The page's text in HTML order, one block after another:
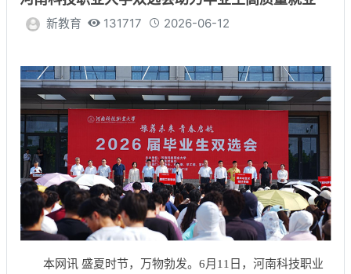
新教育 131717 2026-06-12
本网讯 盛夏时节，万物勃发。6月11日，河南科技职业